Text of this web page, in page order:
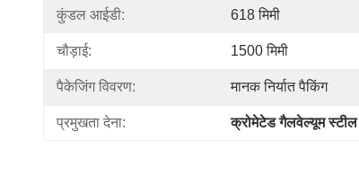
कुंडल आईडी: 618 मिमी
चौड़ाई: 1500 मिमी
पैकेजिंग विवरण: मानक निर्यात पैकिंग
प्रमुखता देना: क्रोमेटेड गैलवेल्यूम